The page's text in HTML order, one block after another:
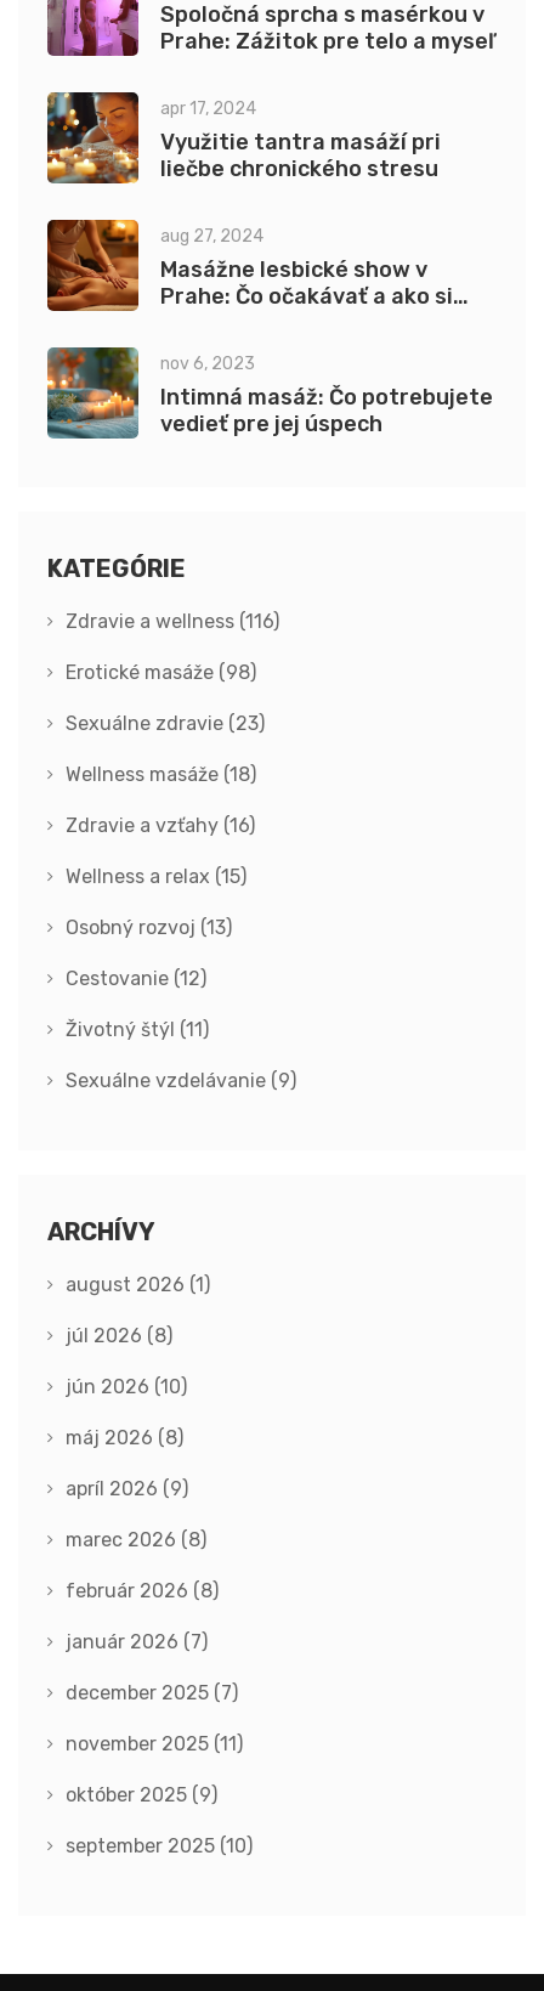
Spoločná sprcha s masérkou v
Prahe: Zážitok pre telo a myseľ
apr 17, 2024
Využitie tantra masáží pri
liečbe chronického stresu
aug 27, 2024
Masážne lesbické show v
Prahe: Čo očakávať a ako si
nov 6, 2023
Intimná masáž: Čo potrebujete
vedieť pre jej úspech
KATEGÓRIE
Zdravie a wellness (116)
Erotické masáže (98)
Sexuálne zdravie (23)
Wellness masáže (18)
Zdravie a vzťahy (16)
Wellness a relax (15)
Osobný rozvoj (13)
Cestovanie (12)
Životný štýl (11)
Sexuálne vzdelávanie (9)
ARCHÍVY
august 2026 (1)
júl 2026 (8)
jún 2026 (10)
máj 2026 (8)
apríl 2026 (9)
marec 2026 (8)
február 2026 (8)
január 2026 (7)
december 2025 (7)
november 2025 (11)
október 2025 (9)
september 2025 (10)